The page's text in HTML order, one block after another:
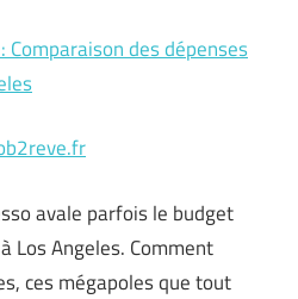
Comparaison des dépenses
avale parfois le budget
Los Angeles. Comment
ces mégapoles que tout